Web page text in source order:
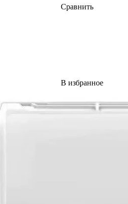
Сравнить
В избранное